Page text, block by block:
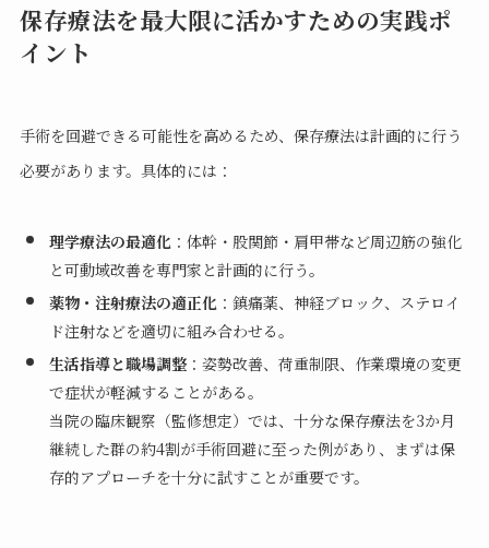
保存療法を最大限に活かすための実践ポ
イント
手術を回避できる可能性を高めるため、保存療法は計画的に行う
必要があります。具体的には：
理学療法の最適化 ：体幹・股関節・肩甲帯など周辺筋の強化
と可動域改善を専門家と計画的に行う。
薬物・注射療法の適正化 ：鎮痛薬、神経ブロック、ステロイ
ド注射などを適切に組み合わせる。
生活指導と職場調整：姿勢改善、荷重制限、作業環境の変更
で症状が軽減することがある。
当院の臨床観察（監修想定）では、十分な保存療法を3か月
継続した群の約4割が手術回避に至った例があり、まずは保
存的アプローチを十分に試すことが重要です。